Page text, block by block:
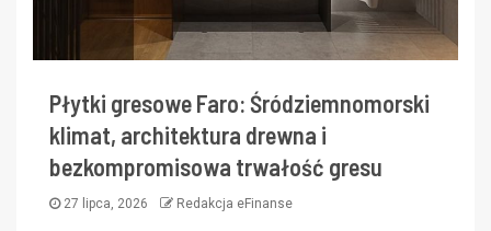
Płytki gresowe Faro: Śródziemnomorski
klimat, architektura drewna i
bezkompromisowa trwałość gresu
27 lipca, 2026 Redakcja eFinanse